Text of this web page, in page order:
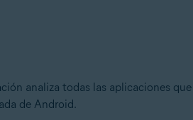
analiza todas las aplicaciones
de Android.